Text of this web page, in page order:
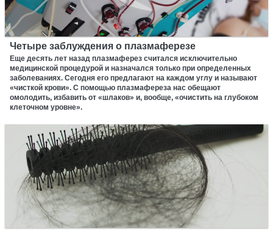
Четыре заблуждения о плазмаферезе
Еще десять лет назад плазмаферез считался исключительно
медицинской процедурой и назначался только при определенных
заболеваниях. Сегодня его предлагают на каждом углу и называют
«чисткой крови». С помощью плазмафереза нас обещают
омолодить, избавить от «шлаков» и, вообще, «очистить на глубоком
клеточном уровне».